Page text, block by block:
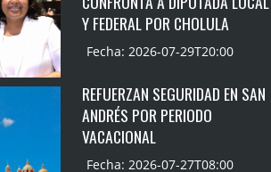
Y FEDERAL POR CHOLULA
Fecha: 2026-07-29T20:00
REFUERZAN SEGURIDAD EN SAN
ANDRÉS POR PERIODO
VACACIONAL
Fecha: 2026-07-27T08:00